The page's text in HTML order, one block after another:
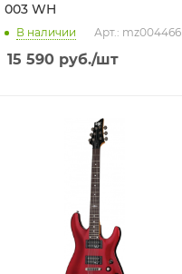
003 WH
В наличии Арт.: mz004466
15 590 руб./шт